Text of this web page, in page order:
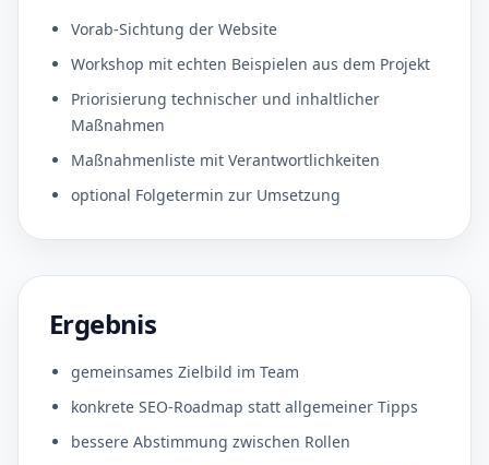
Vorab-Sichtung der Website
Workshop mit echten Beispielen aus dem Projekt
Priorisierung technischer und inhaltlicher
Maßnahmen
Maßnahmenliste mit Verantwortlichkeiten
optional Folgetermin zur Umsetzung
Ergebnis
gemeinsames Zielbild im Team
konkrete SEO-Roadmap statt allgemeiner Tipps
bessere Abstimmung zwischen Rollen